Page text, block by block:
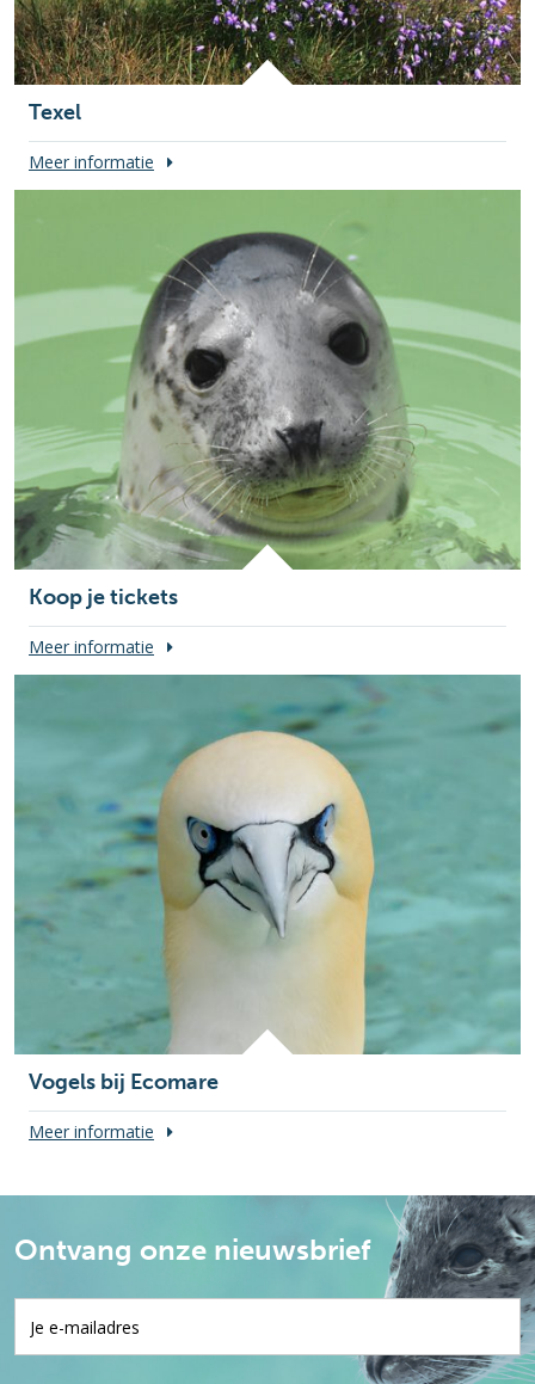
Texel
Meer informatie
Koop je tickets
Meer informatie
Vogels bij Ecomare
Meer informatie
Ontvang onze nieuwsbrief